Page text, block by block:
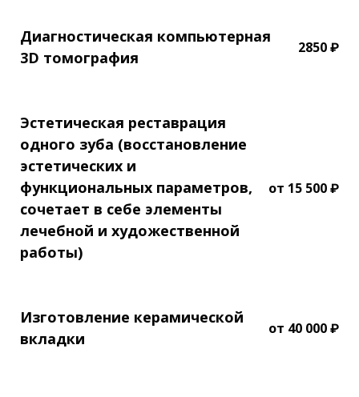
Диагностическая компьютерная
3D томография
2850 ₽
Эстетическая реставрация
одного зуба (восстановление
эстетических и
функциональных параметров,
сочетает в себе элементы
лечебной и художественной
работы)
от 15 500 ₽
Изготовление керамической
вкладки
от 40 000 ₽